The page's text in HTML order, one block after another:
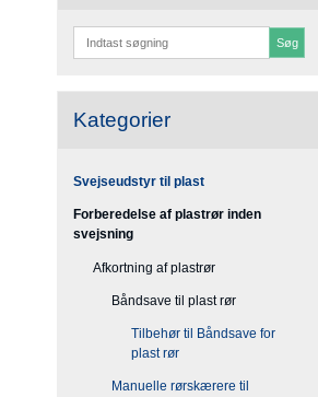
Søg
Kategorier
Svejseudstyr til plast
Forberedelse af plastrør inden
svejsning
Afkortning af plastrør
Båndsave til plast rør
Tilbehør til Båndsave for
plast rør
Manuelle rørskærere til